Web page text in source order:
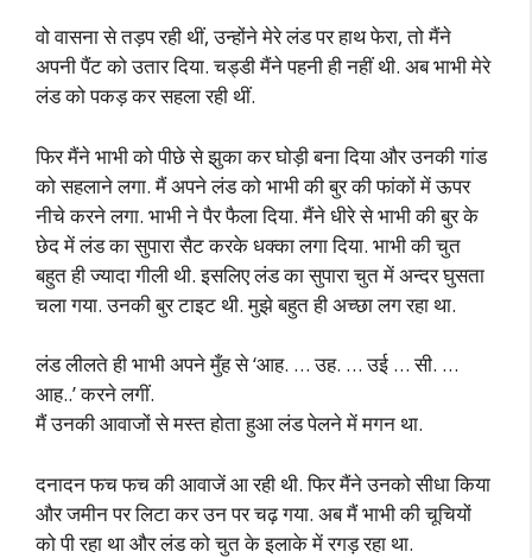
वो वासना से तड़प रही थीं, उन्होंने मेरे लंड पर हाथ फेरा, तो मैंने
अपनी पैंट को उतार दिया. चड्डी मैंने पहनी ही नहीं थी. अब भाभी मेरे
लंड को पकड़ कर सहला रही थीं.
फिर मैंने भाभी को पीछे से झुका कर घोड़ी बना दिया और उनकी गांड
को सहलाने लगा. मैं अपने लंड को भाभी की बुर की फांकों में ऊपर
नीचे करने लगा. भाभी ने पैर फैला दिया. मैंने धीरे से भाभी की बुर के
छेद में लंड का सुपारा सैट करके धक्का लगा दिया. भाभी की चुत
बहुत ही ज्यादा गीली थी. इसलिए लंड का सुपारा चुत में अन्दर घुसता
चला गया. उनकी बुर टाइट थी. मुझे बहुत ही अच्छा लग रहा था.
लंड लीलते ही भाभी अपने मुँह से ‘आह. … उह. … उई … सी. …
आह..’ करने लगीं.
मैं उनकी आवाजों से मस्त होता हुआ लंड पेलने में मगन था.
दनादन फच फच की आवाजें आ रही थी. फिर मैंने उनको सीधा किया
और जमीन पर लिटा कर उन पर चढ़ गया. अब मैं भाभी की चूचियों
को पी रहा था और लंड को चुत के इलाके में रगड़ रहा था.